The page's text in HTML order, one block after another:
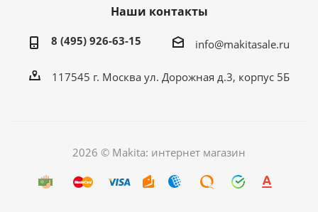
Наши контакты
8 (495) 926-63-15 info@makitasale.ru
117545 г. Москва ул. Дорожная д.3, корпус 5Б
2026 © Makita: интернет магазин